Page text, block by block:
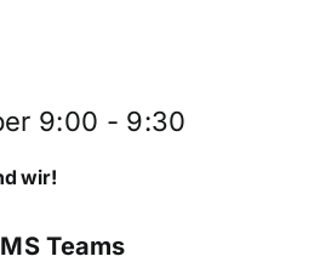
wir!
9:00 - 9:30
Teams